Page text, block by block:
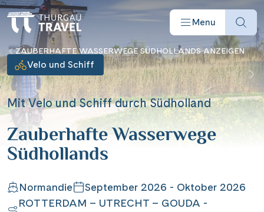
Menu
Reisearten
Reiseziele
Angebote
ZAUBERHAFTE WASSERWEGE SÜDHOLLANDS ANZEIGEN
Velo und Schiff
Mit Velo und Schiff durch Südholland
Zauberhafte Wasserwege
Südhollands
Normandie
September 2026 - Oktober 2026
ROTTERDAM – UTRECHT – GOUDA -